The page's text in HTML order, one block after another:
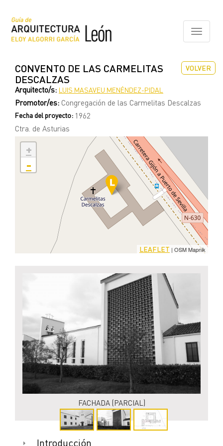
contenido
principal
Toggle
VOLVER
CONVENTO DE LAS CARMELITAS
DESCALZAS
Arquitecto/s: LUIS MASAVEU MENÉNDEZ-PIDAL
Promotor/es: Congregación de las Carmelitas Descalzas
Fecha del proyecto: 1962
Ctra. de Asturias
+
-
LEAFLET | OSM Mapnik
FACHADA (PARCIAL)
Introducción